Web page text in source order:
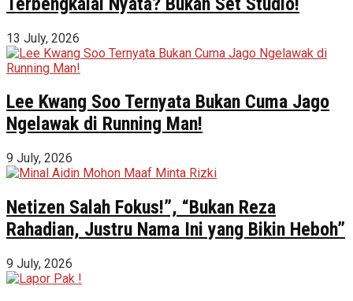
13 July, 2026
Lee Kwang Soo Ternyata Bukan Cuma Jago
Ngelawak di Running Man!
9 July, 2026
Netizen Salah Fokus!”, “Bukan Reza
Rahadian, Justru Nama Ini yang Bikin Heboh”
9 July, 2026